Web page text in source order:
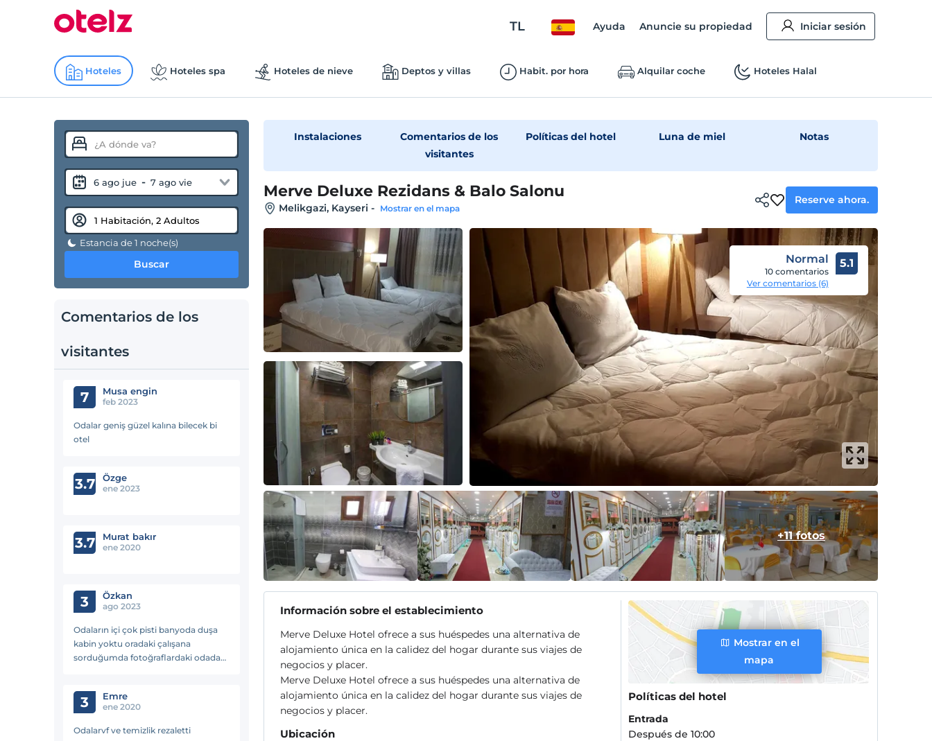
TL Ayuda Anuncie su propiedad Iniciar sesión
Hoteles Hoteles spa Hoteles de nieve Deptos y villas Habit. por hora Alquilar coche Hoteles Halal
6 ago jue - 7 ago vie
Estancia de 1 noche(s)
Buscar
Comentarios de los
visitantes
7 Musa engin
feb 2023
Odalar geniş güzel kalına bilecek bi
otel
3.7 Özge
ene 2023
3.7 Murat bakır
ene 2020
3 Özkan
ago 2023
Odaların içi çok pisti banyoda duşa
kabin yoktu oradaki çalışana
sorduğumda fotoğraflardaki odadan
zaman dolandırıcılık bu
3 Emre
ene 2020
Odalarvf ve temizlik rezaletti
Instalaciones
Comentarios de los
visitantes
Políticas del hotel Luna de miel Notas
Merve Deluxe Rezidans & Balo Salonu
Melikgazi, Kayseri - Mostrar en el mapa
Reserve ahora.
Normal
10 comentarios
Ver comentarios (6)
5.1
+11 fotos
Información sobre el establecimiento
Merve Deluxe Hotel ofrece a sus huéspedes una alternativa de
alojamiento única en la calidez del hogar durante sus viajes de
negocios y placer.
Merve Deluxe Hotel ofrece a sus huéspedes una alternativa de
alojamiento única en la calidez del hogar durante sus viajes de
negocios y placer.
Ubicación
Mostrar en el
mapa
Políticas del hotel
Entrada
Después de 10:00